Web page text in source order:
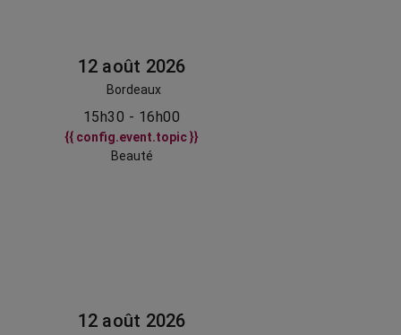
12 août 2026
Bordeaux
15h30 - 16h00
{{ config.event.topic }}
Beauté
12 août 2026